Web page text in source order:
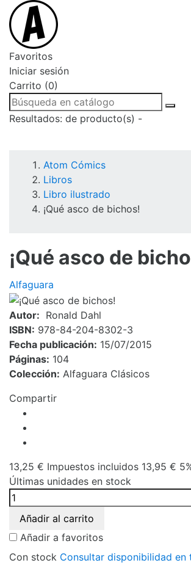
Favoritos
Iniciar sesión
Carrito (0)
Resultados: de producto(s) -
Atom Cómics
Libros
Libro ilustrado
¡Qué asco de bichos!
¡Qué asco de
Alfaguara
Autor: Ronald Dahl
ISBN: 978-84-204-8302-3
Fecha publicación: 15/07/2015
Páginas: 104
Colección: Alfaguara Clásicos
Compartir
13,25 € Impuestos incluidos 13,95 €
Últimas unidades en stock
Añadir al carrito
Añadir a favoritos
Con stock Consultar disponibilidad en